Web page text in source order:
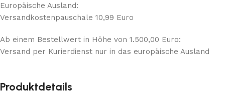
Europäische Ausland:
Versandkostenpauschale 10,99 Euro
Ab einem Bestellwert in Höhe von 1.500,00 Euro:
Versand per Kurierdienst nur in das europäische Ausland
Produktdetails